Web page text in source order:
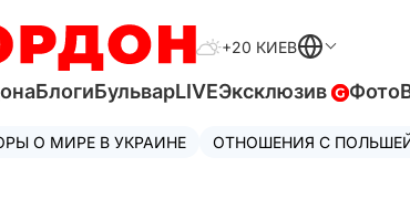
+20 КИЕВ
БлогиБульварLIVEЭксклюзив Фото
О МИРЕ В УКРАИНЕ ОТНОШЕНИЯ С